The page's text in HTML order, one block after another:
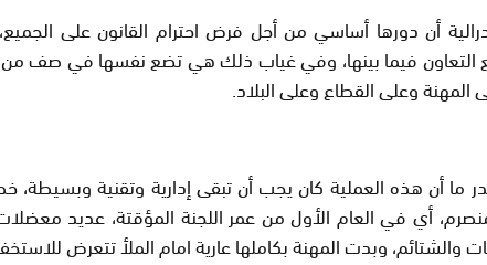
أن دورها أساسي من أجل فرض احترام القانون على
التعاون فيما بينها، وفي غياب ذلك هي تضع نفسها في صف من
المهنة وعلى القطاع وعلى البلاد.
ما أن هذه العملية كان يجب أن تبقى إدارية وتقنية وبسيطة،
أي في العام الأول من عمر اللجنة المؤقتة، عديد
والشتائم، وبدت المهنة بكاملها عارية امام الملأ تتعرض